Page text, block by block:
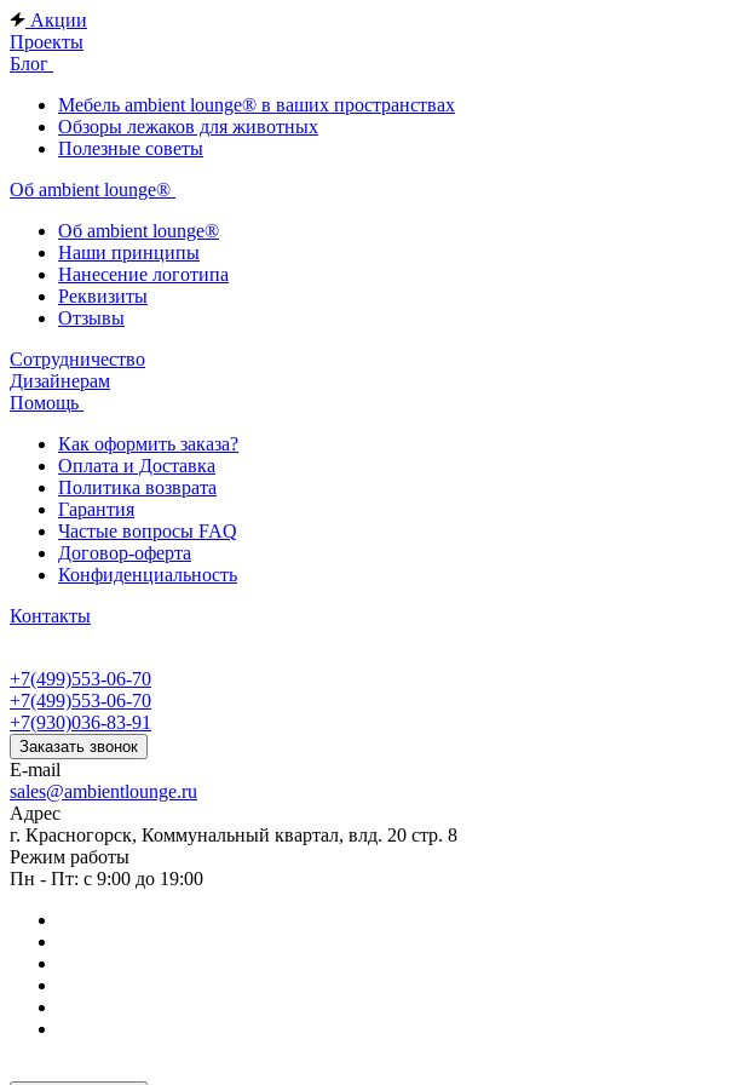
Акции
Проекты
Блог
Мебель ambient lounge® в ваших пространствах
Обзоры лежаков для животных
Полезные советы
Об ambient lounge®
Oб ambient lounge®
Наши принципы
Нанесение логотипа
Реквизиты
Отзывы
Сотрудничество
Дизайнерам
Помощь
Как оформить заказа?
Оплата и Доставка
Политика возврата
Гарантия
Частые вопросы FAQ
Договор-оферта
Конфиденциальность
Контакты
+7(499)553-06-70
+7(499)553-06-70
+7(930)036-83-91
Заказать звонок
E-mail
sales@ambientlounge.ru
Адрес
г. Красногорск, Коммунальный квартал, влд. 20 стр. 8
Режим работы
Пн - Пт: с 9:00 до 19:00